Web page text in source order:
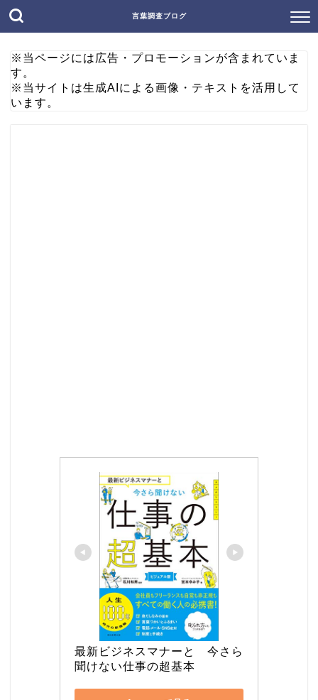
言葉調査ブログ
※当ページには広告・プロモーションが含まれていま
す。
※当サイトは生成AIによる画像・テキストを活用して
います。
最新ビジネスマナーと　今さら
聞けない仕事の超基本